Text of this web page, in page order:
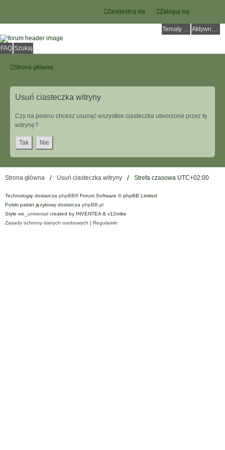
Zaloguj się
Zarejestruj się
Tematy bez odpowiedzi Aktywne tematy
FAQ Szukaj
Strona główna
Usuń ciasteczka witryny
Czy na pewno chcesz usunąć wszystkie ciasteczka utworzone przez tę
witrynę?
Strona główna Usuń ciasteczka witryny Strefa czasowa UTC+02:00
Technologię dostarcza phpBB® Forum Software © phpBB Limited
Polski pakiet językowy dostarcza phpBB.pl
Style we_universal created by INVENTEA & v12mike
Zasady ochrony danych osobowych | Regulamin